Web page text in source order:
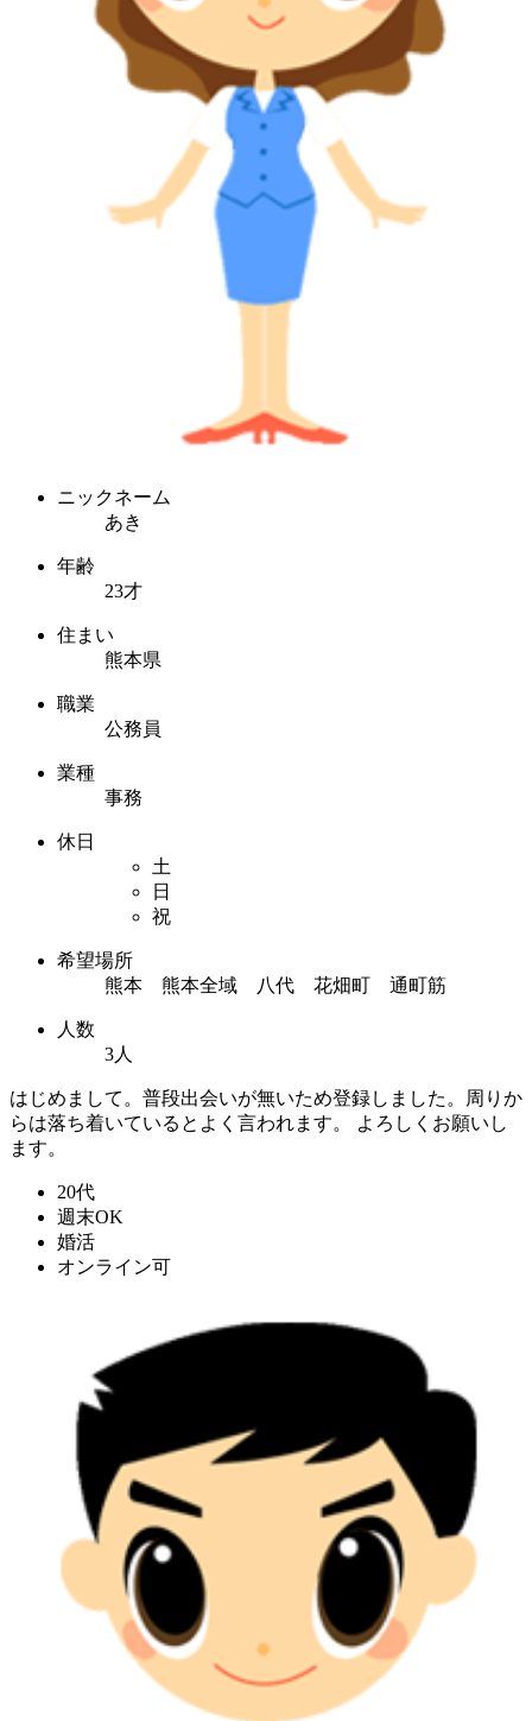
ニックネーム
あき
年齢
23才
住まい
熊本県
職業
公務員
業種
事務
休日
土
日
祝
希望場所
熊本 熊本全域 八代 花畑町 通町筋
人数
3人
はじめまして。普段出会いが無いため登録しました。周りか
らは落ち着いているとよく言われます。 よろしくお願いし
ます。
20代
週末OK
婚活
オンライン可